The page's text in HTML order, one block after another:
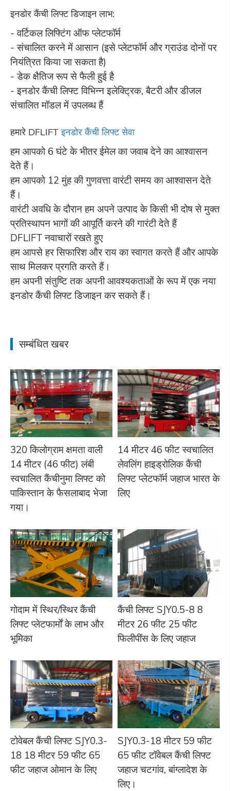
इनडोर कैंची लिफ्ट डिजाइन लाभ:
- वर्टिकल लिफ्टिंग ऑफ प्लेटफॉर्म
- संचालित करने में आसान (इसे प्लेटफॉर्म और ग्राउंड दोनों पर
नियंत्रित किया जा सकता है)
- डेक क्षैतिज रूप से फैली हुई है
- इनडोर कैंची लिफ्ट विभिन्न इलेक्ट्रिक, बैटरी और डीजल
संचालित मॉडल में उपलब्ध हैं
हमारे DFLIFTइनडोर कैंची लिफ्ट सेवा
हम आपको 6 घंटे के भीतर ईमेल का जवाब देने का आश्वासन
देते हैं।
हम आपको 12 मुंह की गुणवत्ता वारंटी समय का आश्वासन देते
हैं।
वारंटी अवधि के दौरान हम अपने उत्पाद के किसी भी दोष से मुक्त
प्रतिस्थापन भागों की आपूर्ति करने की गारंटी देते हैं
DFLIFT नवाचारों रखते हुए
हम आपसे हर सिफारिश और राय का स्वागत करते हैं और आपके
साथ मिलकर प्रगति करते हैं।
हम अपनी संतुष्टि तक अपनी आवश्यकताओं के रूप में एक नया
इनडोर कैंची लिफ्ट डिजाइन कर सकते हैं।
सम्बंधित खबर
320 किलोग्राम क्षमता वाली
14 मीटर (46 फीट) लंबी
स्वचालित कैंचीनुमा लिफ्ट को
पाकिस्तान के फैसलाबाद भेजा
गया।
14 मीटर 46 फीट स्वचालित
लेवलिंग हाइड्रोलिक कैंची
लिफ्ट प्लेटफॉर्म जहाज भारत के
लिए
गोदाम में स्थिर/स्थिर कैंची
लिफ्ट प्लेटफार्मों के लाभ और
भूमिका
कैंची लिफ्ट SJY0.5-8 8
मीटर 26 फीट 25 फीट
फिलीपींस के लिए जहाज
टोवेबल कैंची लिफ्ट SJY0.3-
18 18 मीटर 59 फीट 65
फीट जहाज ओमान के लिए
SJY0.3-18 मीटर 59 फीट
65 फीट टॉवेबल कैंची लिफ्ट
जहाज चटगांव, बांग्लादेश के
लिए।